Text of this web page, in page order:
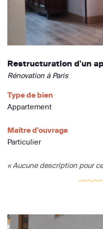
Restructuration d'un
Rénovation à Paris
Type de bien
Appartement
Maître d'ouvrage
Particulier
« Aucune description pour